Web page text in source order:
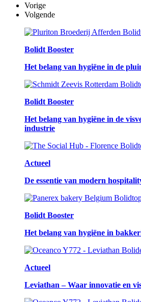
Vorige
Volgende
Bolidt Booster
Het belang van hygiëne in de
Bolidt Booster
Het belang van hygiëne in de
industrie
Actueel
De essentie van modern
Bolidt Booster
Het belang van hygiëne in
Actueel
Leviathan – Waar innovatie en